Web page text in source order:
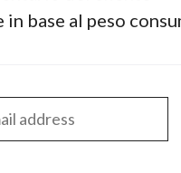
base al peso